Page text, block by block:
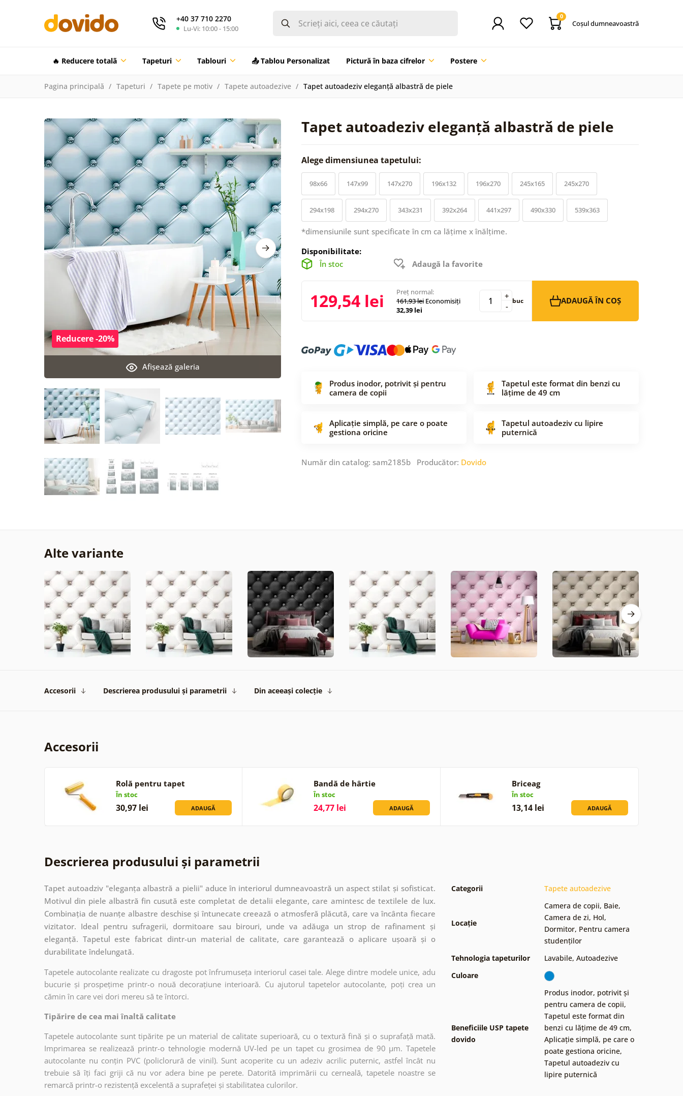
+40 37 710 2270
Lu-Vi: 10:00 - 15:00
0
Coşul dumneavoastră
🔥 Reducere totalã Tapeturi Tablouri 📤 Tablou Personalizat Pictură în baza cifrelor Postere
Pagina principală Tapeturi Tapete pe motiv Tapete autoadezive Tapet autoadeziv eleganță albastră de piele
Tapet autoadeziv eleganță albastră de piele
Afişează galeria
Reducere -20%
Alege dimensiunea tapetului:
98x66 147x99 147x270 196x132 196x270 245x165 245x270
294x198 294x270 343x231 392x264 441x297 490x330 539x363
*dimensiunile sunt specificate în cm ca lățime x înălțime.
Disponibilitate:
În stoc
Adaugă la favorite
129,54 lei
Preț normal:
161,93 lei Economisiți
32,39 lei
-
+ buc ADAUGĂ ÎN COȘ
Produs inodor, potrivit și pentru
camera de copii
Tapetul este format din benzi cu
lățime de 49 cm
Aplicație simplă, pe care o poate
gestiona oricine
Tapetul autoadeziv cu lipire
puternică
Număr din catalog: sam2185b Producător: Dovido
Alte variante
Accesorii Descrierea produsului și parametrii Din aceeași colecție
Accesorii
Rolă pentru tapet
În stoc
30,97 lei ADAUGĂ
Bandă de hârtie
În stoc
24,77 lei ADAUGĂ
Briceag
În stoc
13,14 lei ADAUGĂ
Descrierea produsului și parametrii
Tapet autoadziv "eleganța albastră a pielii" aduce în interiorul dumneavoastră un aspect stilat și sofisticat.
Motivul din piele albastră fin cusută este completat de detalii elegante, care amintesc de textilele de lux.
Combinația de nuanțe albastre deschise și întunecate creează o atmosferă plăcută, care va încânta fiecare
vizitator. Ideal pentru sufragerii, dormitoare sau birouri, unde va adăuga un strop de rafinament și
eleganță. Tapetul este fabricat dintr-un material de calitate, care garantează o aplicare ușoară și o
durabilitate îndelungată.
Tapetele autocolante realizate cu dragoste pot înfrumuseța interiorul casei tale. Alege dintre modele unice, adu
bucurie și prospețime printr-o nouă decorațiune interioară. Cu ajutorul tapetelor autocolante, poți crea un
cămin în care vei dori mereu să te întorci.
Tipărire de cea mai înaltă calitate
Tapetele autocolante sunt tipărite pe un material de calitate superioară, cu o textură fină și o suprafață mată.
Imprimarea se realizează printr-o tehnologie modernă UV-led pe un tapet cu grosimea de 90 µm. Tapetele
autocolante nu conțin PVC (policlorură de vinil). Sunt acoperite cu un adeziv acrilic puternic, astfel încât nu
trebuie să îți faci griji că nu vor adera bine pe perete. Datorită imprimării cu cerneală, tapetele noastre se
remarcă printr-o rezistență excelentă a suprafeței și stabilitatea culorilor.
Categorii Tapete autoadezive
Locație
Camera de copii, Baie,
Camera de zi, Hol,
Dormitor, Pentru camera
studenților
Tehnologia tapeturilor
Lavabile, Autoadezive
Culoare
Beneficiile USP tapete
dovido
Produs inodor, potrivit și
pentru camera de copii,
Tapetul este format din
benzi cu lățime de 49 cm,
Aplicație simplă, pe care o
poate gestiona oricine,
Tapetul autoadeziv cu
lipire puternică